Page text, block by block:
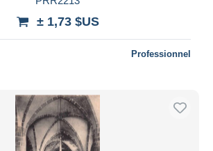
± 1,73 $US
Professionnel